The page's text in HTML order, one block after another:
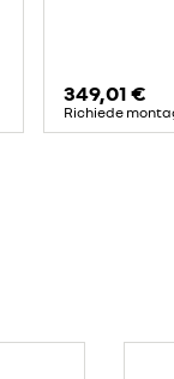
349,01 €
Richiede